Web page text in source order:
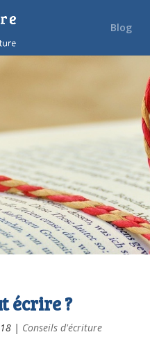
Blog
écrire ?
| Conseils d'écriture